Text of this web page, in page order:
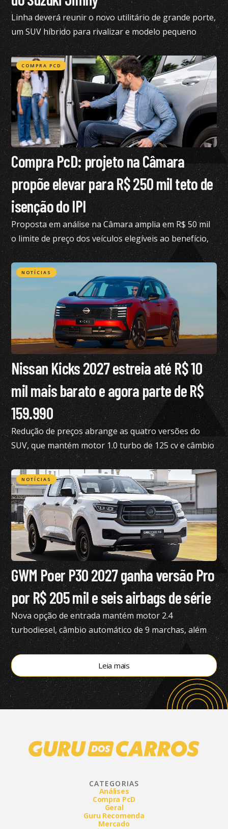
Linha deverá reunir o novo utilitário de grande porte,
um SUV híbrido para rivalizar e modelo pequeno
semelhante ao Suzuki Jimny
COMPRA PCD
Compra PcD: projeto na Câmara
propõe elevar para R$ 250 mil teto de
isenção do IPI
Proposta em análise na Câmara amplia em R$ 50 mil
o limite de preço dos veículos elegíveis ao benefício,
hoje fixado em R$ 200 mil
NOTÍCIAS
Nissan Kicks 2027 estreia até R$ 10
mil mais barato e agora parte de R$
159.990
Redução de preços abrange as quatro versões do
SUV, que mantém motor 1.0 turbo de 125 cv e câmbio
de dupla embreagem
NOTÍCIAS
GWM Poer P30 2027 ganha versão Pro
por R$ 205 mil e seis airbags de série
Nova opção de entrada mantém motor 2.4
turbodiesel, câmbio automático de 9 marchas, além
de tração 4×4
Leia mais
CATEGORIAS
Análises
Compra PcD
Geral
Guru Recomenda
Mercado